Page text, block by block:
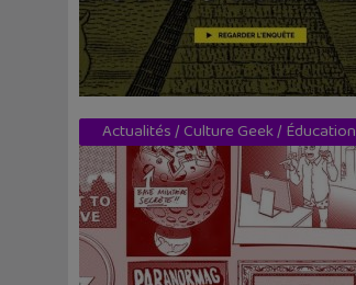
Actualités/ Culture Geek/ Éducation